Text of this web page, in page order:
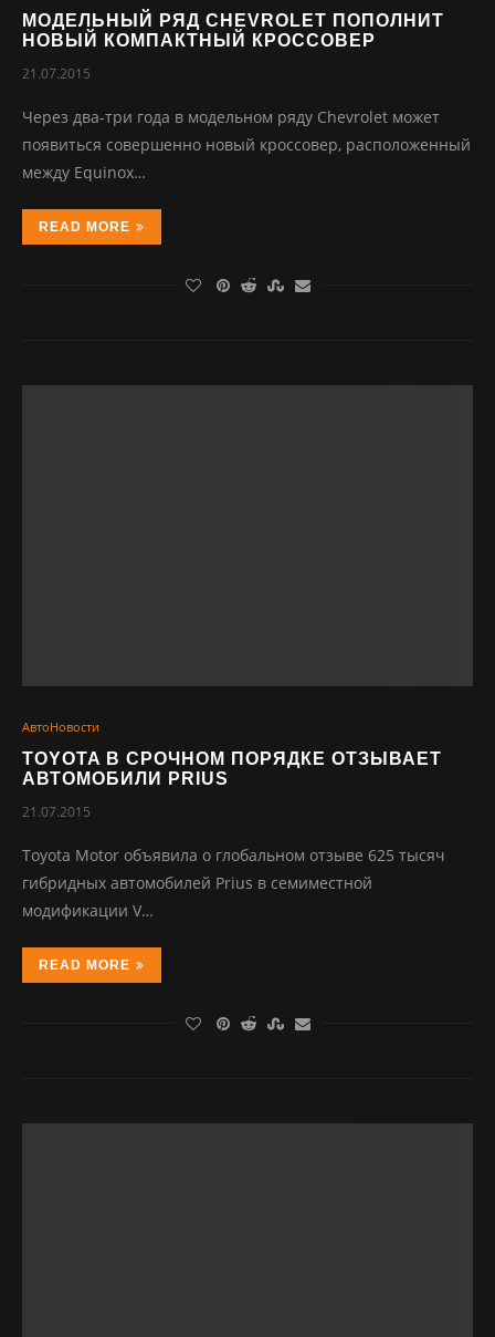
МОДЕЛЬНЫЙ РЯД CHEVROLET ПОПОЛНИТ
НОВЫЙ КОМПАКТНЫЙ КРОССОВЕР
21.07.2015
Через два-три года в модельном ряду Chevrolet может
появиться совершенно новый кроссовер, расположенный
между Equinox…
READ MORE
АвтоНовости
TOYOTA В СРОЧНОМ ПОРЯДКЕ ОТЗЫВАЕТ
АВТОМОБИЛИ PRIUS
21.07.2015
Toyota Motor объявила о глобальном отзыве 625 тысяч
гибридных автомобилей Prius в семиместной
модификации V…
READ MORE